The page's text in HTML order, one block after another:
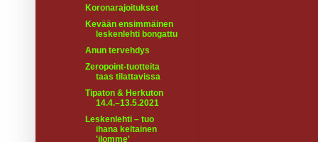
Koronarajoitukset
Kevään ensimmäinen
leskenlehti bongattu
Anun tervehdys
Zeropoint-tuotteita
taas tilattavissa
Tipaton & Herkuton
14.4.–13.5.2021
Leskenlehti – tuo
ihana keltainen
'ilomme'